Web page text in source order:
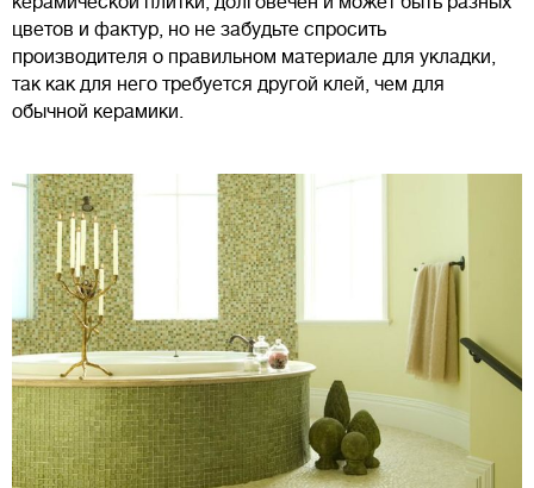
цветов и фактур, но не забудьте спросить
производителя о правильном материале для укладки,
так как для него требуется другой клей, чем для
обычной керамики.